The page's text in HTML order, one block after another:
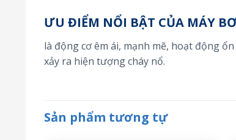
ƯU ĐIỂM NỔI BẬT CỦA MÁY
là động cơ êm ái, mạnh mẽ, hoạt động
xảy ra hiện tượng cháy nổ.
Sản phẩm tương tự